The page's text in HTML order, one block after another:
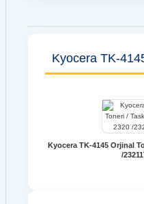
Kyocera TK-
Kyocera TK-4145 Orjinal
/